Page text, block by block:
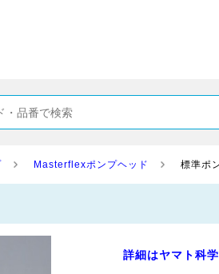
Masterflexポンプヘッド 標準ポ
詳細はヤマト科